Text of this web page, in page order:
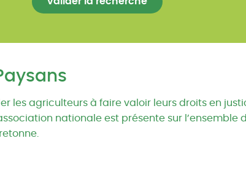
les agriculteurs à faire valoir leurs droits en
nationale est présente sur l’ensemble